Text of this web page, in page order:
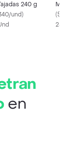
240 g
und)
(
en